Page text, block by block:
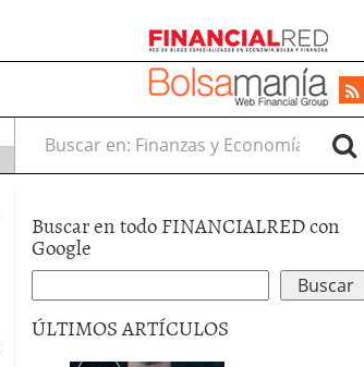
Buscar en:
Buscar en todo FINANCIALRED con
Google
ÚLTIMOS ARTÍCULOS